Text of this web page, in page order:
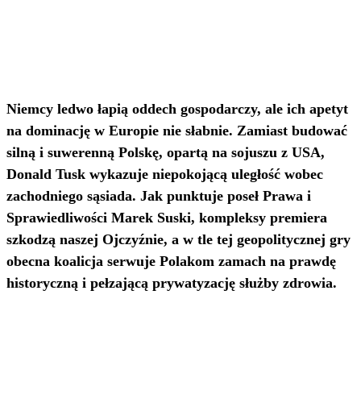
Niemcy ledwo łapią oddech gospodarczy, ale ich apetyt
na dominację w Europie nie słabnie. Zamiast budować
silną i suwerenną Polskę, opartą na sojuszu z USA,
Donald Tusk wykazuje niepokojącą uległość wobec
zachodniego sąsiada. Jak punktuje poseł Prawa i
Sprawiedliwości Marek Suski, kompleksy premiera
szkodzą naszej Ojczyźnie, a w tle tej geopolitycznej gry
obecna koalicja serwuje Polakom zamach na prawdę
historyczną i pełzającą prywatyzację służby zdrowia.